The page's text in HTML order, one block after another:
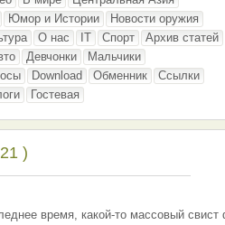
Юмор и Истории
Новости оружия
О нас IT Спорт
Архив статей
Девчонки
Мальчики
Download Обменник
Ссылки
Гостевая
)
время, какой-то массовый свист